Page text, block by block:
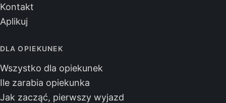
Kontakt
Aplikuj
DLA OPIEKUNEK
Wszystko dla opiekunek
Ile zarabia opiekunka
Jak zacząć, pierwszy wyjazd